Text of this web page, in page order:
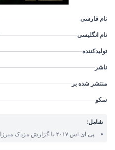
نام فارسی
نام انگلیسی
تولیدکننده
ناشر
منتشر شده بر
سکو
شامل:
پی ای اس ۲۰۱۷ با گزارش مزدک میرزایی